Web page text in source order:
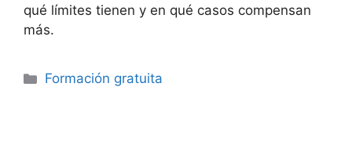
qué límites tienen y en qué casos compensan
más.
Categorías
Formación gratuita